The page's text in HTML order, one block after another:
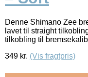
Denne Shimano Zee
lavet til straight
tilkobling til
349 kr. (Vis fragtpris)